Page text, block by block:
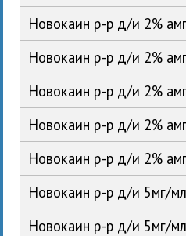
Новокаин р-р д/и 2%
Новокаин р-р д/и 2%
Новокаин р-р д/и 2%
Новокаин р-р д/и 2%
Новокаин р-р д/и 2%
Новокаин р-р д/и 5мг/
Новокаин р-р д/и 5мг/